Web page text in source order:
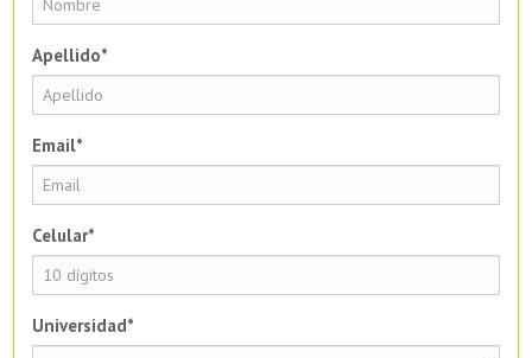
Apellido*
Email*
Celular*
Universidad*